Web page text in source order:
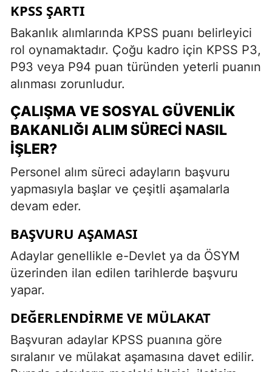
KPSS ŞARTI
Bakanlık alımlarında KPSS puanı belirleyici
rol oynamaktadır. Çoğu kadro için KPSS P3,
P93 veya P94 puan türünden yeterli puanın
alınması zorunludur.
ÇALIŞMA VE SOSYAL GÜVENLIK
BAKANLIĞI ALIM SÜRECI NASIL
İŞLER?
Personel alım süreci adayların başvuru
yapmasıyla başlar ve çeşitli aşamalarla
devam eder.
BAŞVURU AŞAMASI
Adaylar genellikle e-Devlet ya da ÖSYM
üzerinden ilan edilen tarihlerde başvuru
yapar.
DEĞERLENDIRME VE MÜLAKAT
Başvuran adaylar KPSS puanına göre
sıralanır ve mülakat aşamasına davet edilir.